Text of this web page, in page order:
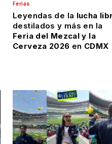
Ferias
Leyendas de la lucha
destilados y más en la
Feria del Mezcal y la
Cerveza 2026 en CDMX